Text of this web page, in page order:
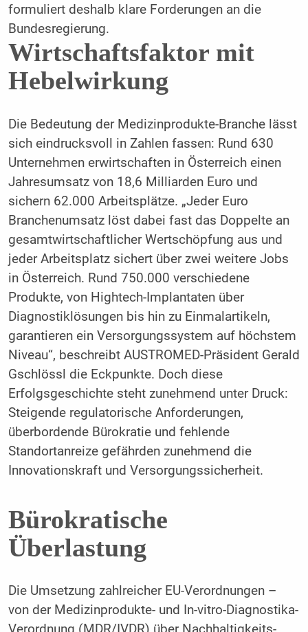
formuliert deshalb klare Forderungen an die
Bundesregierung.
Wirtschaftsfaktor mit
Hebelwirkung
Die Bedeutung der Medizinprodukte-Branche lässt
sich eindrucksvoll in Zahlen fassen: Rund 630
Unternehmen erwirtschaften in Österreich einen
Jahresumsatz von 18,6 Milliarden Euro und
sichern 62.000 Arbeitsplätze. „Jeder Euro
Branchenumsatz löst dabei fast das Doppelte an
gesamtwirtschaftlicher Wertschöpfung aus und
jeder Arbeitsplatz sichert über zwei weitere Jobs
in Österreich. Rund 750.000 verschiedene
Produkte, von Hightech-Implantaten über
Diagnostiklösungen bis hin zu Einmalartikeln,
garantieren ein Versorgungssystem auf höchstem
Niveau“, beschreibt AUSTROMED-Präsident Gerald
Gschlössl die Eckpunkte. Doch diese
Erfolgsgeschichte steht zunehmend unter Druck:
Steigende regulatorische Anforderungen,
überbordende Bürokratie und fehlende
Standortanreize gefährden zunehmend die
Innovationskraft und Versorgungssicherheit.
Bürokratische
Überlastung
Die Umsetzung zahlreicher EU-Verordnungen –
von der Medizinprodukte- und In-vitro-Diagnostika-